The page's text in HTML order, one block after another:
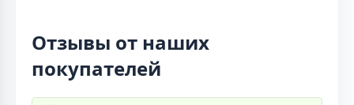
Отзывы от наших
покупателей